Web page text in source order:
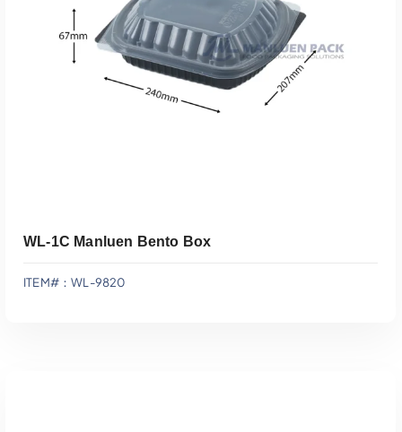
Adicionar Ao Orçamento
WL-1C Manluen Bento Box
ITEM#：WL-9820